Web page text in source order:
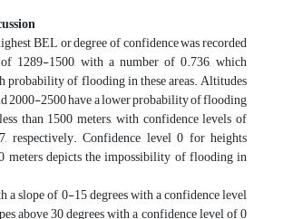
BEL or degree of confidence was recorded
1289-1500, with a number of 0.736, which
probability of flooding in these areas. Altitudes
2000-2500 have a lower probability of flooding
than 1500 meters, with confidence levels of
respectively. Confidence level 0 for heights
meters depicts the impossibility of flooding in
a slope of 0-15 degrees with a confidence level